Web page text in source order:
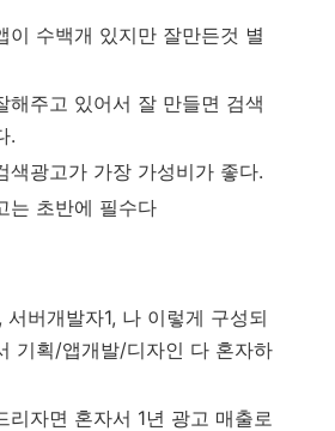
이 수백개 있지만 잘만든것 별
해주고 있어서 잘 만들면 검색
.
색광고가 가장 가성비가 좋다.
는 초반에 필수다
서버개발자1, 나 이렇게 구성되
기획/앱개발/디자인 다 혼자하
리자면 혼자서 1년 광고 매출로